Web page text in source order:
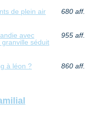
de plein air
680 aff.
avec
séduit
955 aff.
à léon ? 860 aff.